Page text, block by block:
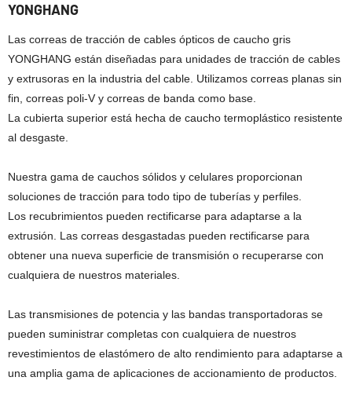
YONGHANG
Las correas de tracción de cables ópticos de caucho gris
YONGHANG están diseñadas para unidades de tracción de cables
y extrusoras en la industria del cable. Utilizamos correas planas sin
fin, correas poli-V y correas de banda como base.
La cubierta superior está hecha de caucho termoplástico resistente
al desgaste.
Nuestra gama de cauchos sólidos y celulares proporcionan
soluciones de tracción para todo tipo de tuberías y perfiles.
Los recubrimientos pueden rectificarse para adaptarse a la
extrusión. Las correas desgastadas pueden rectificarse para
obtener una nueva superficie de transmisión o recuperarse con
cualquiera de nuestros materiales.
Las transmisiones de potencia y las bandas transportadoras se
pueden suministrar completas con cualquiera de nuestros
revestimientos de elastómero de alto rendimiento para adaptarse a
una amplia gama de aplicaciones de accionamiento de productos.